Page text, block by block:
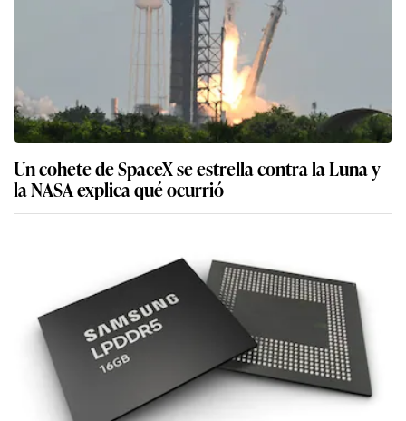
Un cohete de SpaceX se estrella contra la Luna y
la NASA explica qué ocurrió